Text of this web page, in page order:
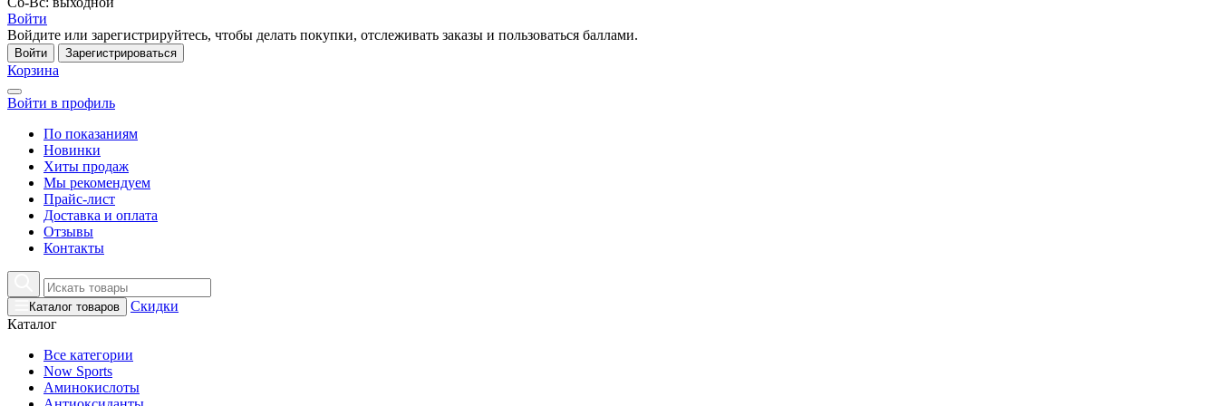
Войти
Войдите или зарегистрируйтесь, чтобы делать покупки, отслеживать заказы и пользоваться баллами.
Войти Зарегистрироваться
Корзина
Войти в профиль
По показаниям
Новинки
Хиты продаж
Мы рекомендуем
Прайс-лист
Доставка и оплата
Отзывы
Контакты
Каталог товаров
Скидки
Каталог
Все категории
Now Sports
Аминокислоты